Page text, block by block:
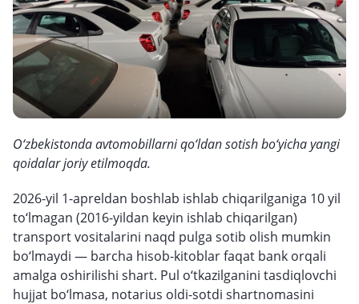
O‘zbekistonda avtomobillarni qo‘ldan sotish bo‘yicha yangi
qoidalar joriy etilmoqda.
2026-yil 1-apreldan boshlab ishlab chiqarilganiga 10 yil
to‘lmagan (2016-yildan keyin ishlab chiqarilgan)
transport vositalarini naqd pulga sotib olish mumkin
bo‘lmaydi — barcha hisob-kitoblar faqat bank orqali
amalga oshirilishi shart. Pul o‘tkazilganini tasdiqlovchi
hujjat bo‘lmasa, notarius oldi-sotdi shartnomasini